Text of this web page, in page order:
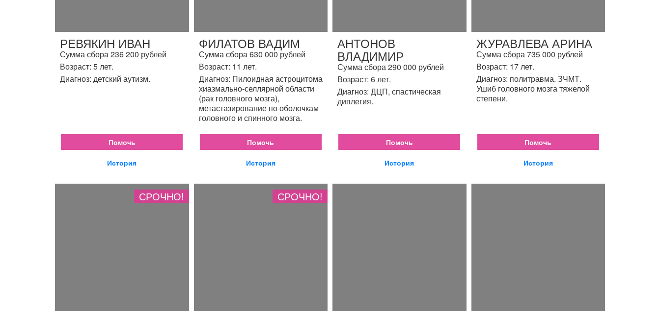
РЕВЯКИН ИВАН
Сумма сбора 236 200 рублей
Возраст: 5 лет.
Диагноз: детский аутизм.
Помочь
История
ФИЛАТОВ ВАДИМ
Сумма сбора 630 000 рублей
Возраст: 11 лет.
Диагноз: Пилоидная астроцитома
хиазмально-селлярной области
(рак головного мозга),
метастазирование по оболочкам
головного и спинного мозга.
Помочь
История
АНТОНОВ
ВЛАДИМИР
Сумма сбора 290 000 рублей
Возраст: 6 лет.
Диагноз: ДЦП, спастическая
диплегия.
Помочь
История
ЖУРАВЛЕВА АРИНА
Сумма сбора 735 000 рублей
Возраст: 17 лет.
Диагноз: политравма. ЗЧМТ.
Ушиб головного мозга тяжелой
степени.
Помочь
История
СРОЧНО! СРОЧНО!